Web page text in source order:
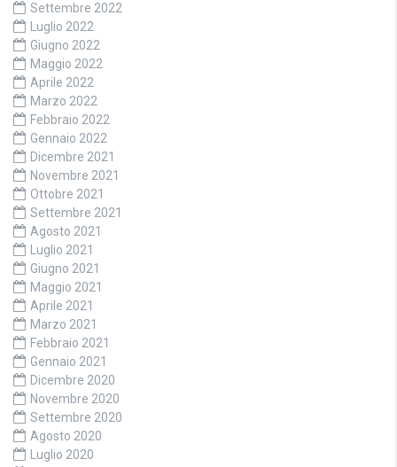
Settembre 2022
Luglio 2022
Giugno 2022
Maggio 2022
Aprile 2022
Marzo 2022
Febbraio 2022
Gennaio 2022
Dicembre 2021
Novembre 2021
Ottobre 2021
Settembre 2021
Agosto 2021
Luglio 2021
Giugno 2021
Maggio 2021
Aprile 2021
Marzo 2021
Febbraio 2021
Gennaio 2021
Dicembre 2020
Novembre 2020
Settembre 2020
Agosto 2020
Luglio 2020